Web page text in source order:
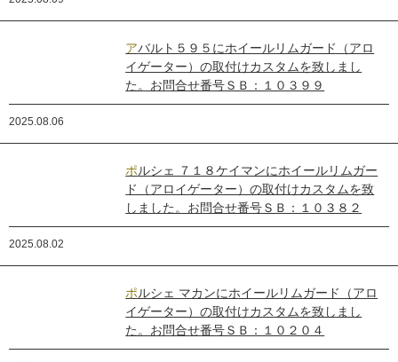
アバルト５９５にホイールリムガード（アロ
イゲーター）の取付けカスタムを致しまし
た。お問合せ番号ＳＢ：１０３９９
2025.08.06
ポルシェ ７１８ケイマンにホイールリムガー
ド（アロイゲーター）の取付けカスタムを致
しました。お問合せ番号ＳＢ：１０３８２
2025.08.02
ポルシェ マカンにホイールリムガード（アロ
イゲーター）の取付けカスタムを致しまし
た。お問合せ番号ＳＢ：１０２０４